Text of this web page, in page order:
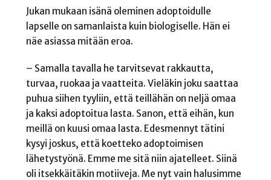
Jukan mukaan isänä oleminen adoptoidulle
lapselle on samanlaista kuin biologiselle. Hän ei
näe asiassa mitään eroa.
– Samalla tavalla he tarvitsevat rakkautta,
turvaa, ruokaa ja vaatteita. Vieläkin joku saattaa
puhua siihen tyyliin, että teillähän on neljä omaa
ja kaksi adoptoitua lasta. Sanon, että eihän, kun
meillä on kuusi omaa lasta. Edesmennyt tätini
kysyi joskus, että koetteko adoptoimisen
lähetystyönä. Emme me sitä niin ajatelleet. Siinä
oli itsekkäitäkin motiiveja. Me nyt vain halusimme